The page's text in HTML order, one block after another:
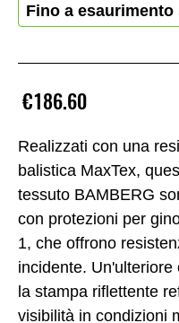
Realizzati con una
balistica MaxTex,
tessuto BAMBERG
con protezioni per
1, che offrono
incidente.
la stampa riflettente
visibilità in condizioni
€186.60
Fino a esaurimento